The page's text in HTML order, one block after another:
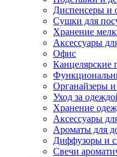
Диспенсеры и
Сушки для
Хранение
Аксессуары
Офис
Канцелярские
Органайзеры
Уход за
Хранение
Аксессуары
Ароматы для
Диффузоры и
Свечи